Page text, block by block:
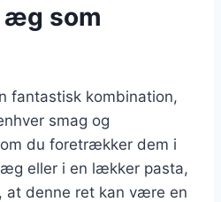
æg som
fantastisk kombination,
smag og
du foretrækker dem i
eller i en lækker pasta,
at denne ret kan være en